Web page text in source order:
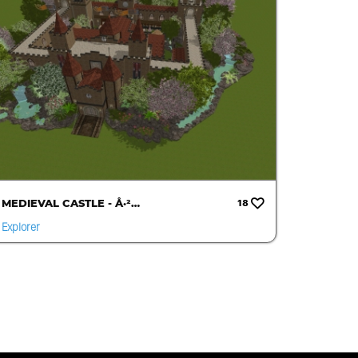
MEDIEVAL CASTLE - Å·²… 18
Explorer